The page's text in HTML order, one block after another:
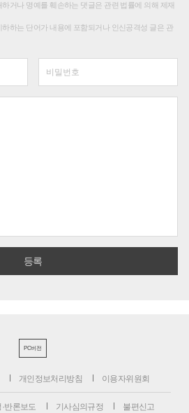
거나 명예를 훼손하는 댓글은 관련 법률에 의해 제재
하는 단어가 내용에 포함되거나 인신공격성 글은 관
PC버전
개인정보처리방침 이용자위원회
·반론보도 기사심의규정 불편신고